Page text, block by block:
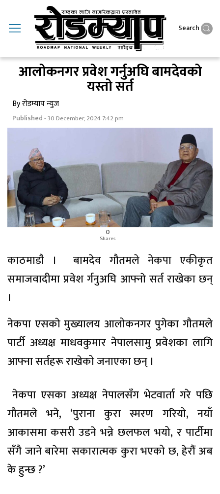
Search
आलाेकनगर प्रवेश गर्नुअघि बामदेवकाे
यस्ताे सर्त
By रोडम्याप न्युज
Published- 30 December, 2024 7:42 pm
0
Shares
काठमाडाै । बामदेव गौतमले नेकपा एकीकृत
समाजवादीमा प्रवेश र्गनुअघि आफ्नाे सर्त राखेका छन्
।
नेकपा एसकाे मुख्यालय आलोकनगर पुगेका गौतमले
पार्टी अध्यक्ष माधवकुमार नेपालसामु प्रवेशका लागि
आफ्ना सर्तहरू राखेको जनाएका छन् ।
नेकपा एसका अध्यक्ष नेपालसँग भेटवार्ता गरे पछि
गौतमले भने, ‘पुराना कुरा स्मरण गरियो, नयाँ
आकासमा कसरी उडने भन्ने छलफल भयो, र पार्टीमा
सँगै जाने बारेमा सकारात्मक कुरा भएको छ, हेरौं अब
के हुन्छ ?’